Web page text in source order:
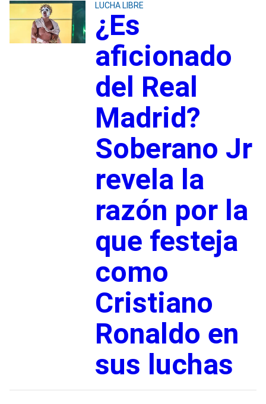
LUCHA LIBRE
¿Es
aficionado
del Real
Madrid?
Soberano Jr
revela la
razón por la
que festeja
como
Cristiano
Ronaldo en
sus luchas